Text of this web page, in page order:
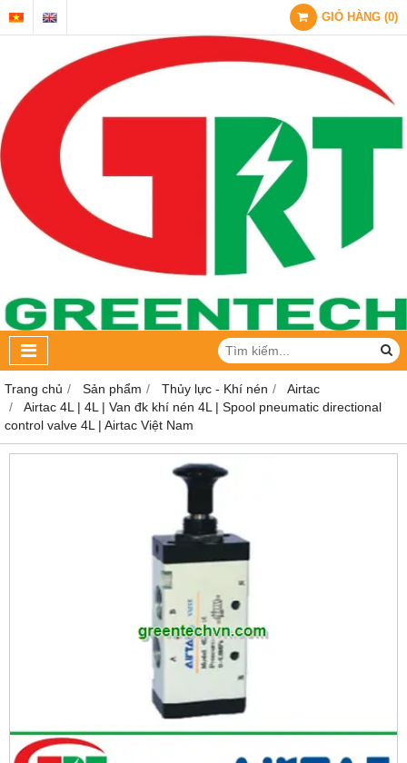
GIỎ HÀNG (0)
Trang chủ Sản phẩm Thủy lực - Khí nén
Airtac
Airtac 4L | 4L | Van đk khí nén 4L | Spool pneumatic directional
control valve 4L | Airtac Việt Nam